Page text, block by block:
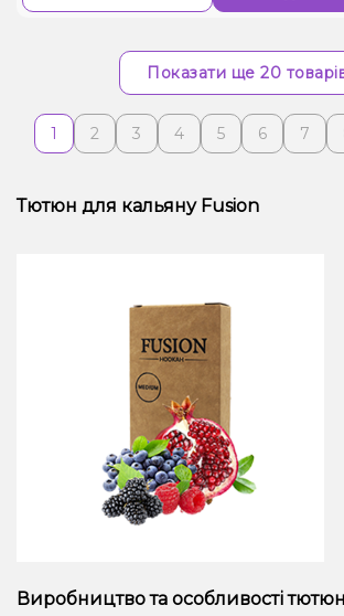
Показати ще 20
1 2 3 4 5 6 7
Тютюн для кальяну Fusion
Виробництво та особливості